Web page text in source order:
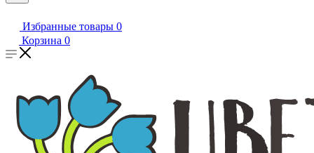
Избранные товары 0
Корзина 0